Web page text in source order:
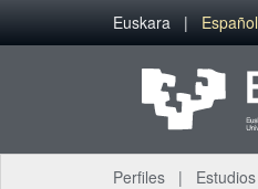
Saltar al contenido principal
Euskara Español
Perfiles Estudios